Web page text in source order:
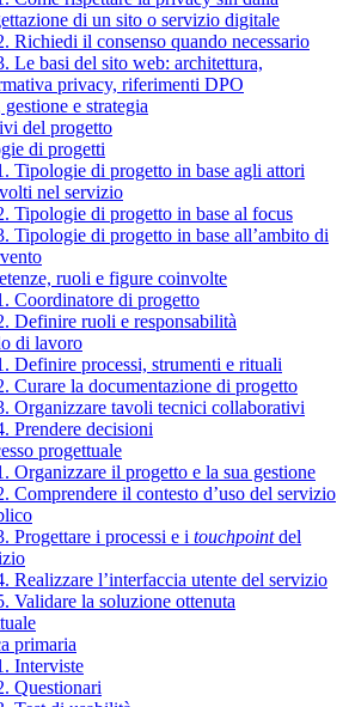
di un sito o servizio digitale
Richiedi il consenso quando necessario
Le basi del sito web: architettura,
privacy, riferimenti DPO
e strategia
del progetto
di progetti
Tipologie di progetto in base agli attori
nel servizio
Tipologie di progetto in base al focus
Tipologie di progetto in base all’ambito di
ruoli e figure coinvolte
Coordinatore di progetto
Definire ruoli e responsabilità
di lavoro
Definire processi, strumenti e rituali
Curare la documentazione di progetto
Organizzare tavoli tecnici collaborativi
Prendere decisioni
progettuale
Organizzare il progetto e la sua gestione
Comprendere il contesto d’uso del servizio
Progettare i processi e i touchpointdel
Realizzare l’interfaccia utente del servizio
Validare la soluzione ottenuta
primaria
Interviste
Questionari